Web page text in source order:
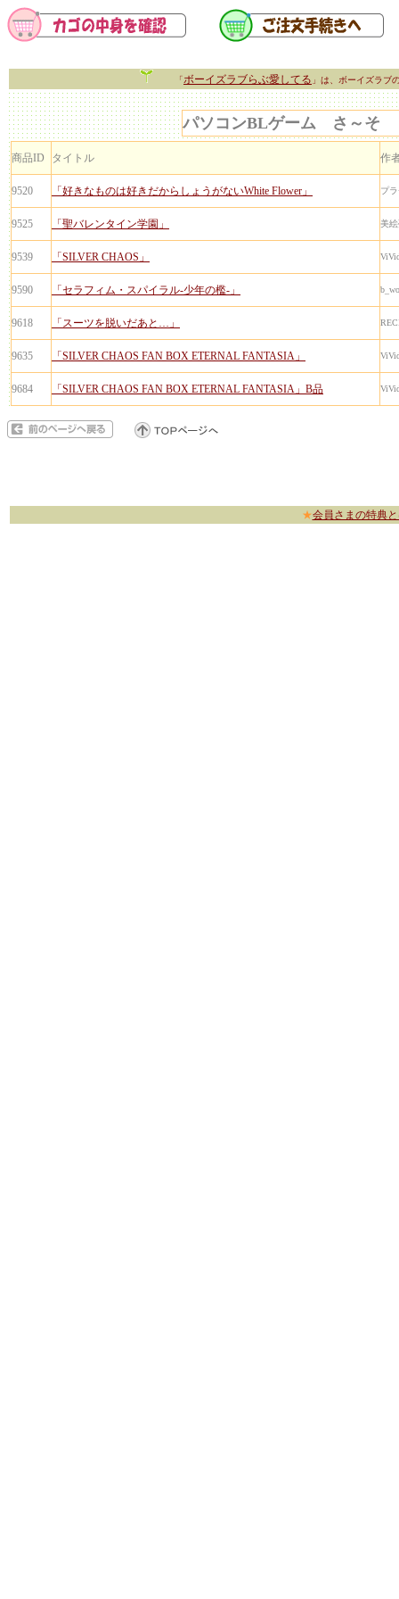
「ボーイズラブらぶ愛してる 」は、ボーイズラブ
パソコンBLゲーム さ～そ
商品ID タイトル 作
9520 「好きなものは好きだからしょうがないWhite Flower」 プ
9525 「聖バレンタイン学園」 美
9539 「SILVER CHAOS」
9590 「セラフィム・スパイラル-少年の檻-」
9618 「スーツを脱いだあと…」
9635 「SILVER CHAOS FAN BOX ETERNAL FANTASIA」
9684 「SILVER CHAOS FAN BOX ETERNAL FANTASIA」B品
★会員さまの特典と